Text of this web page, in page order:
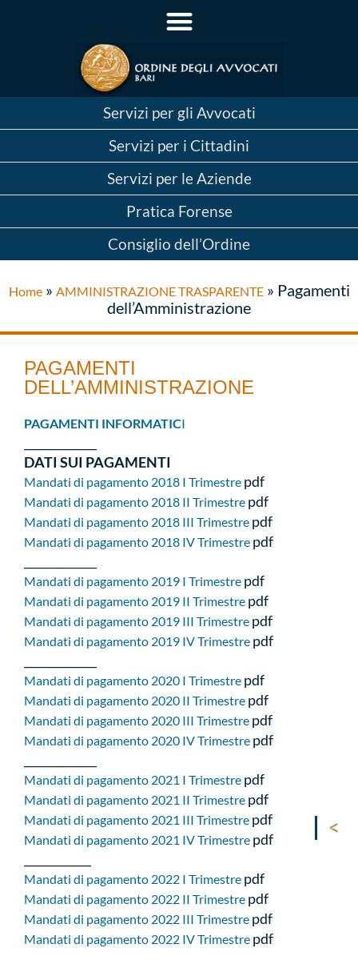
Servizi per gli Avvocati
Servizi per i Cittadini
Servizi per le Aziende
Pratica Forense
Consiglio dell’Ordine
Home» AMMINISTRAZIONE TRASPARENTE» Pagamenti
dell’Amministrazione
PAGAMENTI
DELL’AMMINISTRAZIONE
PAGAMENTI INFORMATICI
DATI SUI PAGAMENTI
Mandati di pagamento 2018 I Trimestre pdf
Mandati di pagamento 2018 II Trimestre pdf
Mandati di pagamento 2018 III Trimestre pdf
Mandati di pagamento 2018 IV Trimestre pdf
Mandati di pagamento 2019 I Trimestre pdf
Mandati di pagamento 2019 II Trimestre pdf
Mandati di pagamento 2019 III Trimestre pdf
Mandati di pagamento 2019 IV Trimestre pdf
Mandati di pagamento 2020 I Trimestre pdf
Mandati di pagamento 2020 II Trimestre pdf
Mandati di pagamento 2020 III Trimestre pdf
Mandati di pagamento 2020 IV Trimestre pdf
Mandati di pagamento 2021 I Trimestre pdf
Mandati di pagamento 2021 II Trimestre pdf
Mandati di pagamento 2021 III Trimestre pdf
Mandati di pagamento 2021 IV Trimestre pdf
Mandati di pagamento 2022 I Trimestre pdf
Mandati di pagamento 2022 II Trimestre pdf
Mandati di pagamento 2022 III Trimestre pdf
Mandati di pagamento 2022 IV Trimestre pdf